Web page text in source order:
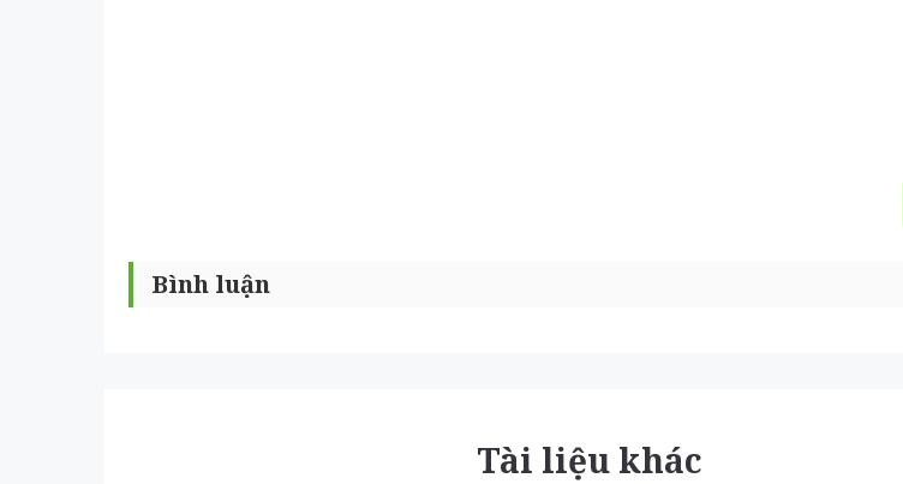
Bình luận
Tài liệu khác